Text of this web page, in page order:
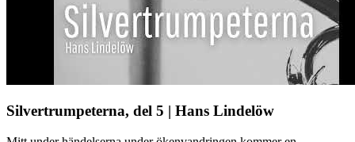
Silvertrumpeterna, del 5 | Hans Lindelöw